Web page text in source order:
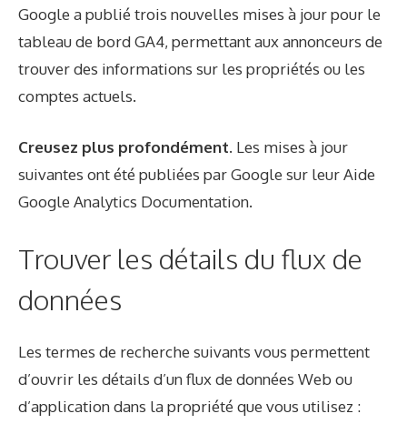
Google a publié trois nouvelles mises à jour pour le
tableau de bord GA4, permettant aux annonceurs de
trouver des informations sur les propriétés ou les
comptes actuels.
Creusez plus profondément. Les mises à jour
suivantes ont été publiées par Google sur leurAide
Google Analytics Documentation.
Trouver les détails du flux de
données
Les termes de recherche suivants vous permettent
d’ouvrir les détails d’un flux de données Web ou
d’application dans la propriété que vous utilisez :